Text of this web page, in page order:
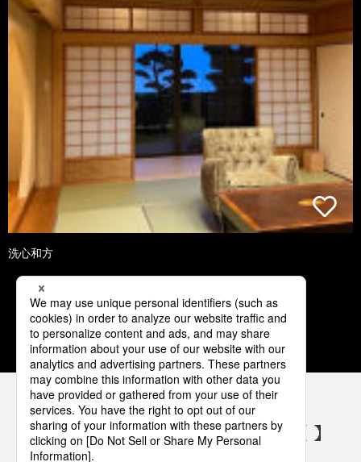
洗心和方
1 2 3 4 5
パナソニックの電気設備 SNSアカウント